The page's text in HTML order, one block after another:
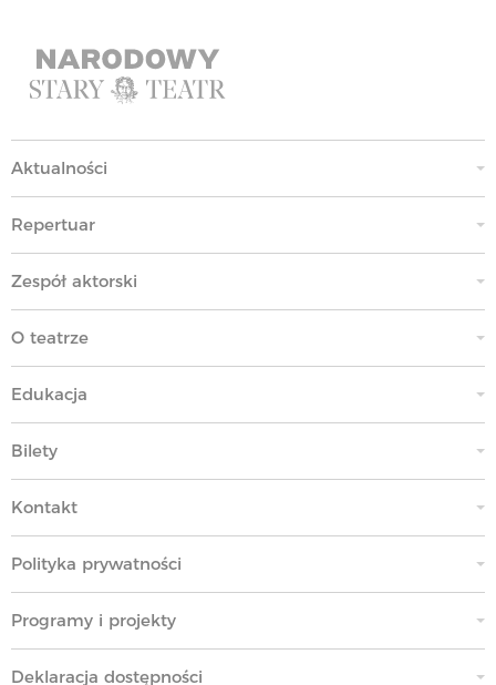
Aktualności
Repertuar
Zespół aktorski
O teatrze
Edukacja
Bilety
Kontakt
Polityka prywatności
Programy i projekty
Deklaracja dostępności